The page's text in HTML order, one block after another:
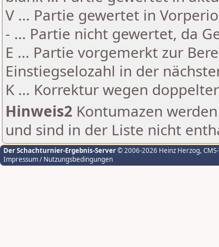
V ... Partie gewertet in
- ... Partie nicht gewertet, da
E ... Partie vorgemerkt zur
Einstiegselozahl in der
K ... Korrektur wegen
Hinweis2 Kontumazen
und sind in der Liste nicht
Der Schachturnier-Ergebnis-Server© 2006-2026 Heinz Herzog,
Impressum / Nutzungsbedingungen